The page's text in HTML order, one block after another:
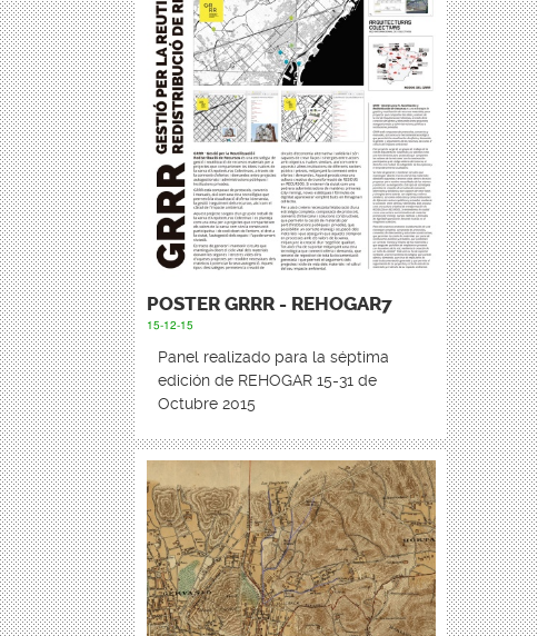
POSTER GRRR - REHOGAR7
15-12-15
Panel realizado para la séptima
edición de REHOGAR 15-31 de
Octubre 2015